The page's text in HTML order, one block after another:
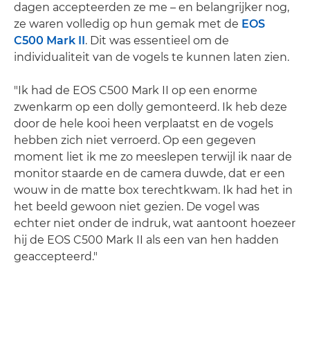
dagen accepteerden ze me – en belangrijker nog,
ze waren volledig op hun gemak met de EOS
C500 Mark II . Dit was essentieel om de
individualiteit van de vogels te kunnen laten zien.
"Ik had de EOS C500 Mark II op een enorme
zwenkarm op een dolly gemonteerd. Ik heb deze
door de hele kooi heen verplaatst en de vogels
hebben zich niet verroerd. Op een gegeven
moment liet ik me zo meeslepen terwijl ik naar de
monitor staarde en de camera duwde, dat er een
wouw in de matte box terechtkwam. Ik had het in
het beeld gewoon niet gezien. De vogel was
echter niet onder de indruk, wat aantoont hoezeer
hij de EOS C500 Mark II als een van hen hadden
geaccepteerd."